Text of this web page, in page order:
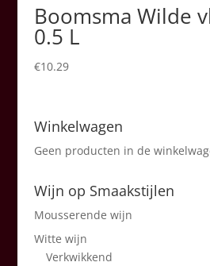
Boomsma Wilde
0.5 L
€10.29
Winkelwagen
Geen producten in de
Wijn op Smaakstijlen
Mousserende wijn
Witte wijn
Verkwikkend